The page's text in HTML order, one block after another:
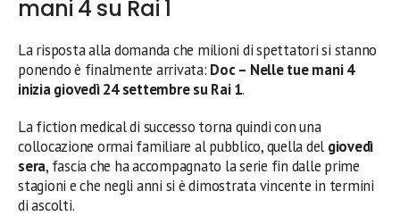
mani 4 su Rai 1
La risposta alla domanda che milioni di spettatori si stanno
ponendo è finalmente arrivata: Doc – Nelle tue mani 4
inizia giovedì 24 settembre su Rai 1.
La fiction medical di successo torna quindi con una
collocazione ormai familiare al pubblico, quella del giovedì
sera, fascia che ha accompagnato la serie fin dalle prime
stagioni e che negli anni si è dimostrata vincente in termini
di ascolti.